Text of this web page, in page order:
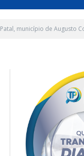
município de Augusto